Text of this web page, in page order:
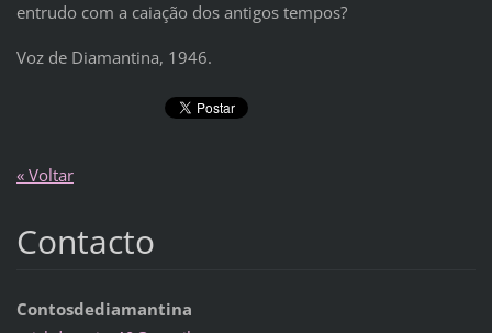
entrudo com a caiação dos antigos tempos?
Voz de Diamantina, 1946.
« Voltar
Contacto
Contosdediamantina